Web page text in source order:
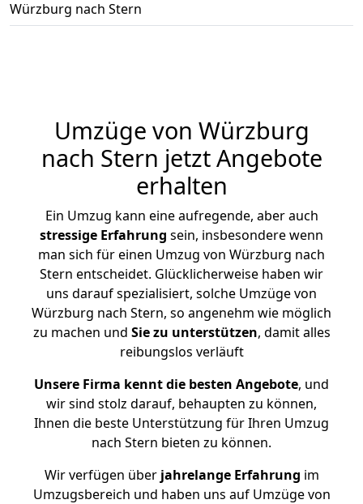
Würzburg nach Stern
Umzüge von Würzburg
nach Stern jetzt Angebote
erhalten
Ein Umzug kann eine aufregende, aber auch
stressige Erfahrung sein, insbesondere wenn
man sich für einen Umzug von Würzburg nach
Stern entscheidet. Glücklicherweise haben wir
uns darauf spezialisiert, solche Umzüge von
Würzburg nach Stern, so angenehm wie möglich
zu machen und Sie zu unterstützen, damit alles
reibungslos verläuft
Unsere Firma kennt die besten Angebote, und
wir sind stolz darauf, behaupten zu können,
Ihnen die beste Unterstützung für Ihren Umzug
nach Stern bieten zu können.
Wir verfügen überjahrelange Erfahrung im
Umzugsbereich und haben uns auf Umzüge von